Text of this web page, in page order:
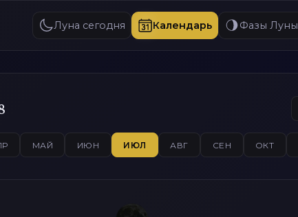
Луна сегодня Календарь Фазы Луны
МАЙ ИЮН ИЮЛ АВГ СЕН ОКТ